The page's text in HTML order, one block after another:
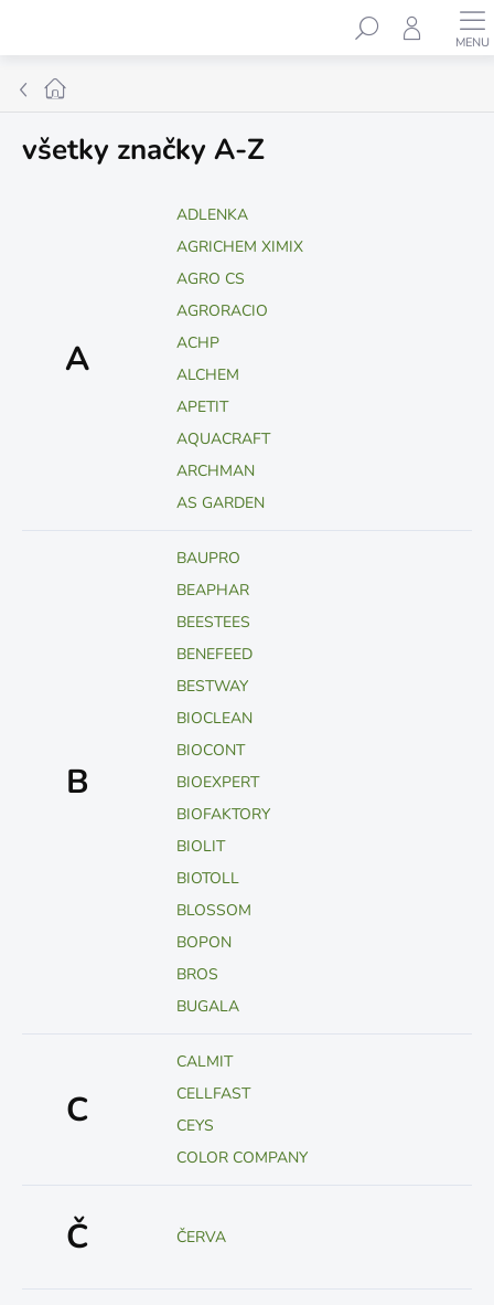
obsah
Hľadať
Domov
všetky značky A-Z
A
ADLENKA
AGRICHEM XIMIX
AGRO CS
AGRORACIO
ACHP
ALCHEM
APETIT
AQUACRAFT
ARCHMAN
AS GARDEN
B
BAUPRO
BEAPHAR
BEESTEES
BENEFEED
BESTWAY
BIOCLEAN
BIOCONT
BIOEXPERT
BIOFAKTORY
BIOLIT
BIOTOLL
BLOSSOM
BOPON
BROS
BUGALA
C
CALMIT
CELLFAST
CEYS
COLOR COMPANY
Č ČERVA